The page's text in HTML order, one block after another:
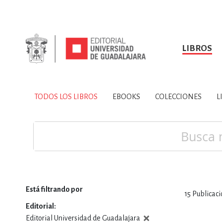
LIBROS
TODOS LOS LIBROS
SOBRE NOSOTROS HISTORIA
CIENCIAS DE LA
TODOS LOS LIBROS EBOOKS COLECCIONES
15
Está filtrando por
Editorial
Editorial Universidad de Guadalajara